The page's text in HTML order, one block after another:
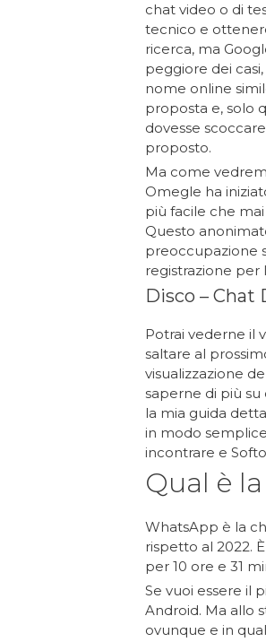
chat video o di
tecnico e
ricerca, ma
peggiore dei
nome online
proposta e, solo
dovesse
proposto.
Ma come
Omegle ha
più facile che
Questo
preoccupazione
registrazione per
Disco – Chat
Potrai vederne il
saltare al
visualizzazione
saperne di più su
la mia guida
in modo
incontrare e
Qual è
WhatsApp è la
rispetto al 2022.
per 10 ore e 31
Se vuoi essere il
Android. Ma allo
ovunque e in